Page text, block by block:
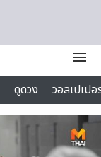
menu
ดูดวง
วอลเปเป